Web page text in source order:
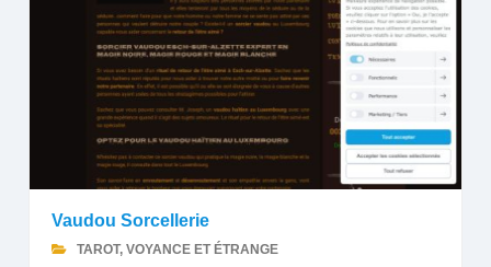
Vaudou Sorcellerie
TAROT, VOYANCE ET ÉTRANGE